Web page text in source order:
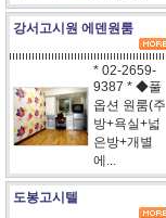
강서고시원 에덴원룸
* 02-2659-
9387 * ◆풀
옵션 원룸(주
방+욕실+넓
은방+개별
에...
도봉고시텔